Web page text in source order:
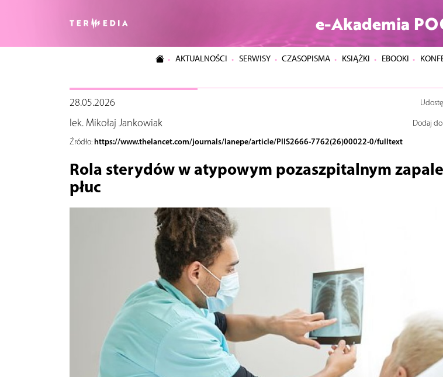
e-Akademia
AKTUALNOŚCI SERWISY CZASOPISMA KSIĄŻKI EBOOKI
28.05.2026
lek. Mikołaj Jankowiak
Dodaj
Źródło: https://www.thelancet.com/journals/lanepe/article/PIIS2666-7762(26)00022-0/fulltext
Rola sterydów w atypowym pozaszpitalnym
płuc